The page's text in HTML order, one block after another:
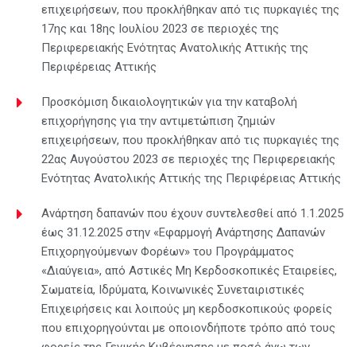
επιχειρήσεων, που προκλήθηκαν από τις πυρκαγιές της
17ης και 18ης Ιουλίου 2023 σε περιοχές της
Περιφερειακής Ενότητας Ανατολικής Αττικής της
Περιφέρειας Αττικής
Προσκόμιση δικαιολογητικών για την καταβολή
επιχορήγησης για την αντιμετώπιση ζημιών
επιχειρήσεων, που προκλήθηκαν από τις πυρκαγιές της
22ας Αυγούστου 2023 σε περιοχές της Περιφερειακής
Ενότητας Ανατολικής Αττικής της Περιφέρειας Αττικής
Ανάρτηση δαπανών που έχουν συντελεσθεί από 1.1.2025
έως 31.12.2025 στην «Εφαρμογή Ανάρτησης Δαπανών
Επιχορηγούμενων Φορέων» του Προγράμματος
«Διαύγεια», από Αστικές Μη Κερδοσκοπικές Εταιρείες,
Σωματεία, Ιδρύματα, Κοινωνικές Συνεταιριστικές
Επιχειρήσεις και λοιπούς μη κερδοσκοπικούς φορείς
που επιχορηγούνται με οποιονδήποτε τρόπο από τους